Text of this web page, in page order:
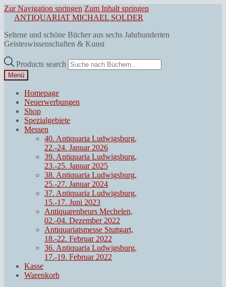
Zur Navigation springen Zum Inhalt springen
ANTIQUARIAT MICHAEL SOLDER
Seltene und schöne Bücher aus sechs Jahrhunderten
Geisteswissenschaften & Kunst
Products search
Menü
Homepage
Neuerwerbungen
Shop
Spezialgebiete
Messen
40. Antiquaria Ludwigsburg,
22.-24. Januar 2026
39. Antiquaria Ludwigsburg,
23.-25. Januar 2025
38. Antiquaria Ludwigsburg,
25.-27. Januar 2024
37. Antiquaria Ludwigsburg,
15.-17. Juni 2023
Antiquarenbeurs Mechelen,
02.-04. Dezember 2022
Antiquariatsmesse Stuttgart,
18.-22. Februar 2022
36. Antiquaria Ludwigsburg,
17.-19. Februar 2022
Kasse
Warenkorb